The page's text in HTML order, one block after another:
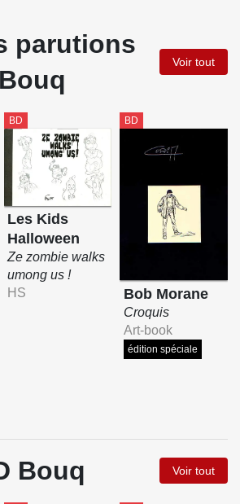
parutions
Voir tout
BD
Les Kids
Halloween
Ze zombie walks
umong us !
HS
BD
Bob Morane
Croquis
Art-book
édition spéciale
Bouq Voir tout